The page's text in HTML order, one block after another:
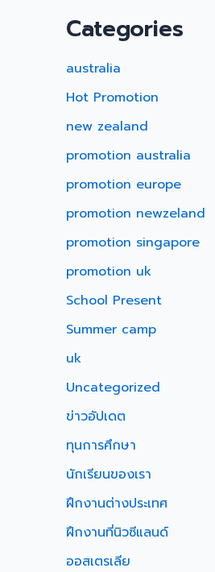
Categories
australia
Hot Promotion
new zealand
promotion australia
promotion europe
promotion newzeland
promotion singapore
promotion uk
School Present
Summer camp
uk
Uncategorized
ข่าวอัปเดต
ทุนการศึกษา
นักเรียนของเรา
ฝึกงานต่างประเทศ
ฝึกงานที่นิวซีแลนด์
ออสเตรเลีย